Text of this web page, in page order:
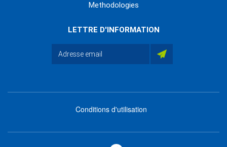
Methodologies
LETTRE D'INFORMATION
footer
Conditions d'utilisation